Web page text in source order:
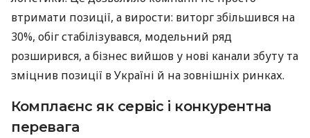
втримати позиції, а вирости: виторг збільшився на
30%, обіг стабілізувався, модельний ряд
розширився, а бізнес вийшов у нові канали збуту та
зміцнив позиції в Україні й на зовнішніх ринках.
Комплаєнс як сервіс і конкурентна
перевага